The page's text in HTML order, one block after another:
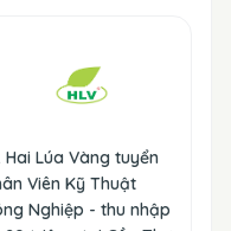
Hai Lúa Vàng tuyển
Viên Kỹ Thuật
Nghiệp - thu nhập